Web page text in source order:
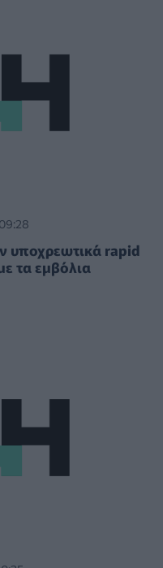
υποχρεωτικά rapid
τα εμβόλια